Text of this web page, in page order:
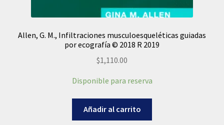
Allen, G. M., Infiltraciones musculoesqueléticas guiadas
por ecografía © 2018 R 2019
$1,110.00
Disponible para reserva
Añadir al carrito